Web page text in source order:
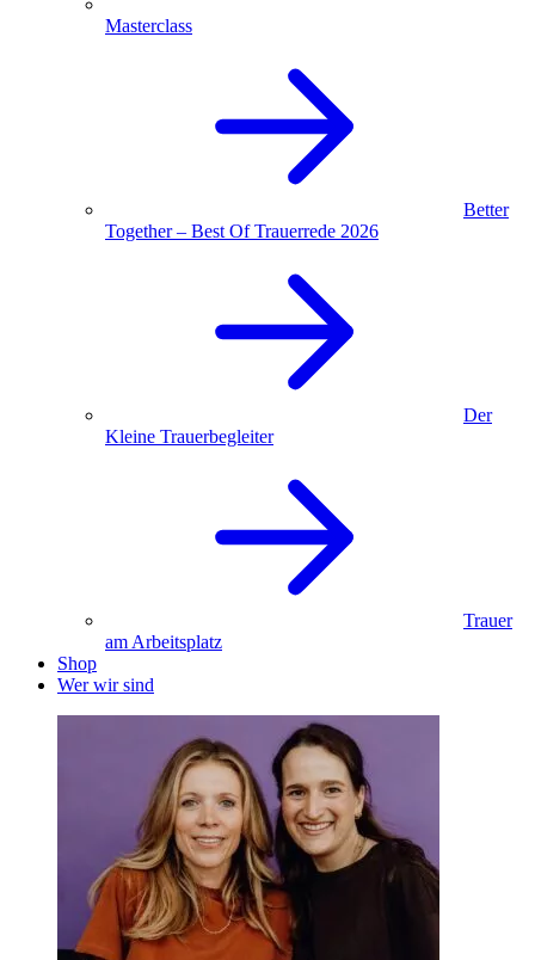
Masterclass
Better
Together – Best Of Trauerrede 2026
Der
Kleine Trauerbegleiter
Trauer
am Arbeitsplatz
Shop
Wer wir sind